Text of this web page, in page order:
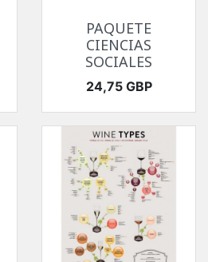
PAQUETE
CIENCIAS
SOCIALES
Precio
24,75 GBP